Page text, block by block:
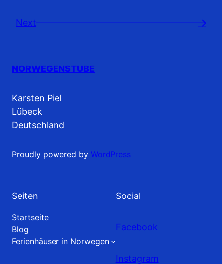
Next →
NORWEGENSTUBE
Karsten Piel
Lübeck
Deutschland
Proudly powered by WordPress
Seiten
Startseite
Blog
Ferienhäuser in Norwegen
Social
Facebook
Instagram